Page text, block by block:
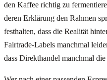
den Kaffee richtig zu
deren Erklärung den Rahmen
festhalten, dass die Realität
Fairtrade-Labels manchmal
dass Direkthandel manchmal